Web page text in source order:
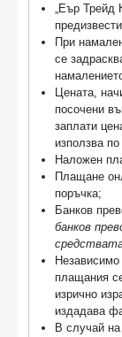
„Еър Трейд
При
се
Цената,
посочени
заплати
използва
Наложен
Плащане
поръчка;
Банков
банков
плaщaния
изрично
издaдaвa
В случай